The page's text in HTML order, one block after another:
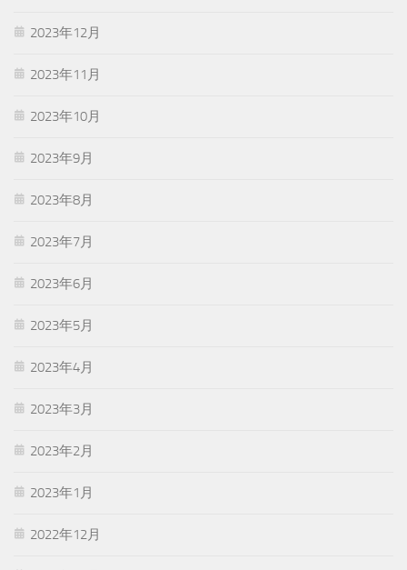
2023年12月
2023年11月
2023年10月
2023年9月
2023年8月
2023年7月
2023年6月
2023年5月
2023年4月
2023年3月
2023年2月
2023年1月
2022年12月